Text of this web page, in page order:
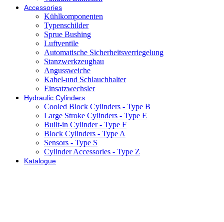
Accessories
Kühlkomponenten
Typenschilder
Sprue Bushing
Luftventile
Automatische Sicherheitsverriegelung
Stanzwerkzeugbau
Angussweiche
Kabel-und Schlauchhalter
Einsatzwechsler
Hydraulic Cylinders
Cooled Block Cylinders - Type B
Large Stroke Cylinders - Type E
Built-in Cylinder - Type F
Block Cylinders - Type A
Sensors - Type S
Cylinder Accessories - Type Z
Katalogue